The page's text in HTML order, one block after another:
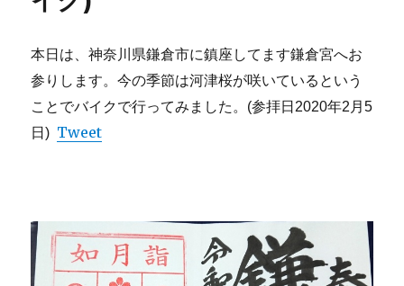
本日は、神奈川県鎌倉市に鎮座してます鎌倉宮へお
参りします。今の季節は河津桜が咲いているという
ことでバイクで行ってみました。(参拝日2020年2月5
日) Tweet